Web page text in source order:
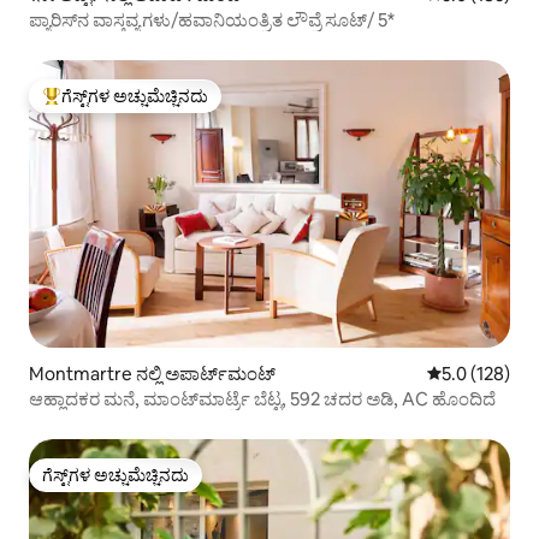
ಪ್ಯಾರಿಸ್‌ನ ವಾಸ್ತವ್ಯಗಳು/ಹವಾನಿಯಂತ್ರಿತ ಲೌವ್ರೆ ಸೂಟ್/ 5*
ಗೆಸ್ಟ್‌ಗಳಿಗೆ ಅತಿ ಹೆಚ್ಚು ಅಚ್ಚುಮೆಚ್ಚಿನದು
ಗೆಸ್ಟ್‌ಗಳ ಅಚ್ಚುಮೆಚ್ಚಿನದು
Montmartre ನಲ್ಲಿ ಅಪಾರ್ಟ್‌ಮಂಟ್ 5 ರಲ್ಲಿ 5.0
5.0 (128)
ಆಹ್ಲಾದಕರ ಮನೆ, ಮಾಂಟ್‌ಮಾರ್ಟ್ರೆ ಬೆಟ್ಟ, 592 ಚದರ ಅಡಿ, AC ಹೊಂದಿದೆ
ಗೆಸ್ಟ್‌ಗಳ ಅಚ್ಚುಮೆಚ್ಚಿನದು
ಗೆಸ್ಟ್‌ಗಳ ಅಚ್ಚುಮೆಚ್ಚಿನದು